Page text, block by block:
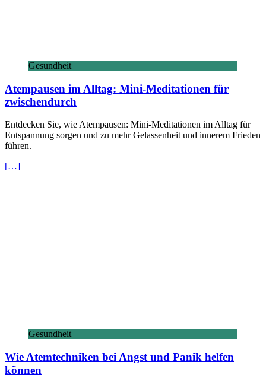
Gesundheit
Atempausen im Alltag: Mini-Meditationen für
zwischendurch
Entdecken Sie, wie Atempausen: Mini-Meditationen im Alltag für
Entspannung sorgen und zu mehr Gelassenheit und innerem Frieden
führen.
[…]
Gesundheit
Wie Atemtechniken bei Angst und Panik helfen
können